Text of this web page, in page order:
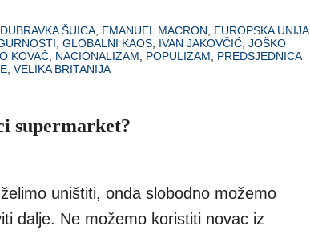
DUBRAVKA ŠUICA EMANUEL MACRON EUROPSKA UNIJA
GLOBALNI KAOS IVAN JAKOVČIĆ JOŠKO
KOVAČ NACIONALIZAM POPULIZAM
PREDSJEDNICA
VELIKA BRITANIJA
supermarket?
uništiti, onda slobodno možemo
dalje. Ne možemo koristiti novac iz